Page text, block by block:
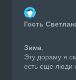
Гость
Зима
Эту дораму я
есть еще люди-